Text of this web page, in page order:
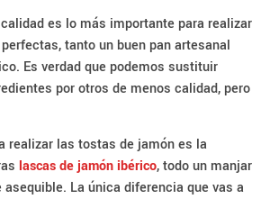
es lo más importante para realizar
tanto un buen pan artesanal
Es verdad que podemos sustituir
por otros de menos calidad, pero
realizar las tostas de jamón es la
lascas de jamón ibérico, todo un manjar
La única diferencia que vas a